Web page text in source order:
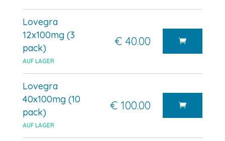
Lovegra
12x100mg (3
pack)
AUF LAGER
€ 40.00
Lovegra
40x100mg (10
pack)
AUF LAGER
€ 100.00